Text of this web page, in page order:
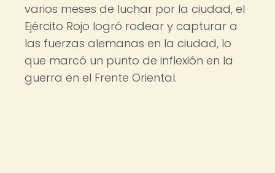
varios meses de luchar por la ciudad, el
Ejército Rojo logró rodear y capturar a
las fuerzas alemanas en la ciudad, lo
que marcó un punto de inflexión en la
guerra en el Frente Oriental.